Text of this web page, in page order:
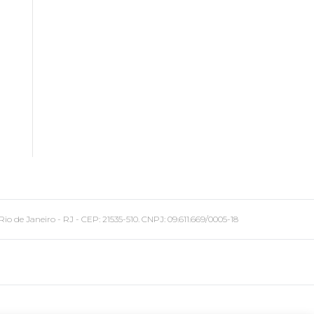
Janeiro - RJ - CEP: 21535-510. CNPJ: 09.611.669/0005-18